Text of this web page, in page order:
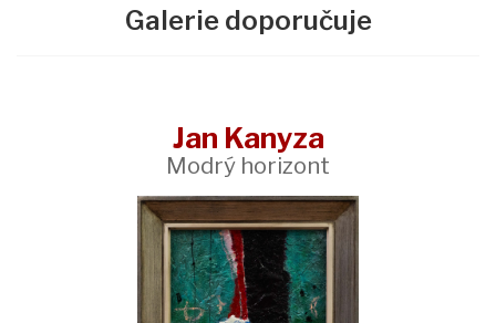
Galerie doporučuje
Jan Kanyza
Modrý horizont